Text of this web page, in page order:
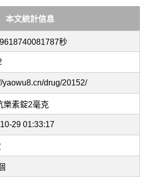
本文統計信息
秒
yaowu8.cn/drug/20152/
樂素錠2毫克
29 01:33:17